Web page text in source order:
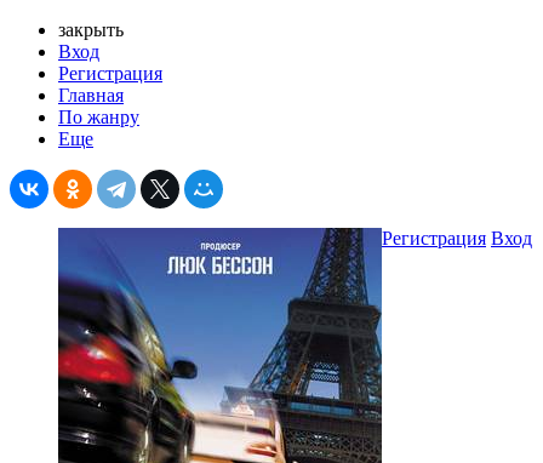
закрыть
Вход
Регистрация
Главная
По жанру
Еще
Регистрация Вход